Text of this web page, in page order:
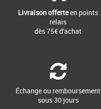
Livraison offerteen points
relais
dès 75€ d'achat
Échange ou remboursement
sous 30 jours